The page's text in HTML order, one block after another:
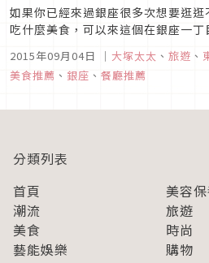
如果你已經來過銀座很多次想要逛
吃什麼美食，可以來這個在銀座一
購物時視覺絕對可以很享受，商店數
太的視線總是停留在美食區，這棟大
2015年09月04日 ｜ 大塚太太 、 旅遊 、
美食推薦 、 銀座 、 餐廳推薦
分類列表
首頁
美容
潮流
旅遊
美食
時尚
藝能娛樂
購物